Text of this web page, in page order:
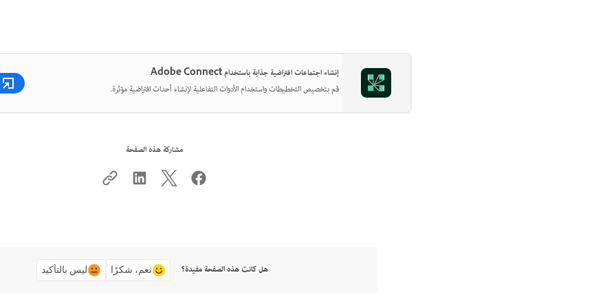
إنشاء اجتماعات افتراضية جذابة باستخدام Adobe Connect
قم بتخصيص التخطيطات واستخدام الأدوات التفاعلية لإنشاء أحداث افتراضية مؤثرة.
مشاركة هذه الصفحة
هل كانت هذه الصفحة مفيدة؟ نعم، شكرًا ليس بالتأكيد